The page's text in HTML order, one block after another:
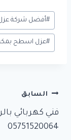
e
b
o
tt
er
وسوم
المقال:
#أفضل شركة
#عزل اسطح
تصفّح
المقالات
السابق
فني كهربائي
05751520064